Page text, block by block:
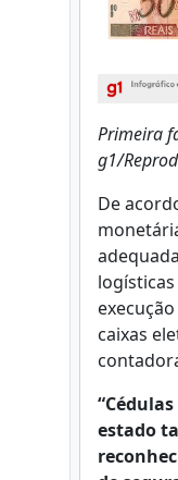
Primeira
g1/
De
caixas
estado